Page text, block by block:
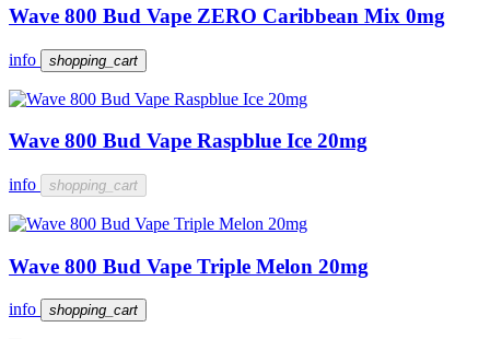
Wave 800 Bud Vape ZERO Caribbean Mix 0mg
info shopping_cart
Wave 800 Bud Vape Raspblue Ice 20mg
info shopping_cart
Wave 800 Bud Vape Triple Melon 20mg
info shopping_cart